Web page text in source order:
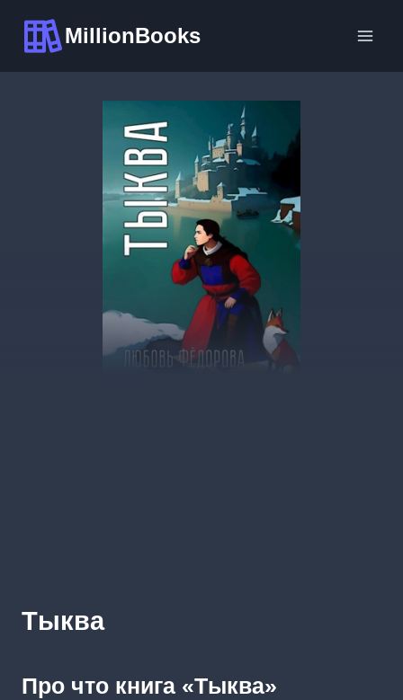
содержимому
MillionBooks
Тыква
Про что книга «Тыква»